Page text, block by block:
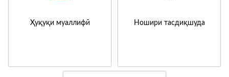
Ҳуқуқи муаллифӣ Ношири тасдиқшуда